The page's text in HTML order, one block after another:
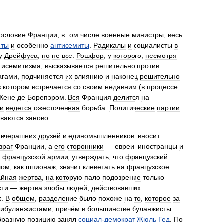
Франции в том числе военные министры весь
и особенно антисемиты Радикалы и социалисты в
Дрейфуса но не все Рошфор у которого несмотря
высказывается решительно против
подчиняется их влиянию и наконец решительно
котором встречается со своим недавним (в процессе
Кене де Борепэром Вся Франция делится на
ведется ожесточенная борьба Политические партии
заново
вчерашних друзей и единомышленников вносит
враг Франции а его сторонники — евреи иностранцы и
французской армии; утверждать что французский
как шпионаж значит клеветать на французское
жертва на которую пало подозрение только
— жертва злобы людей
действовавших
В общем разделение было похоже на то которое за
причём в большинстве буланжисты
позицию занял социал-демократ Жюль Гед По